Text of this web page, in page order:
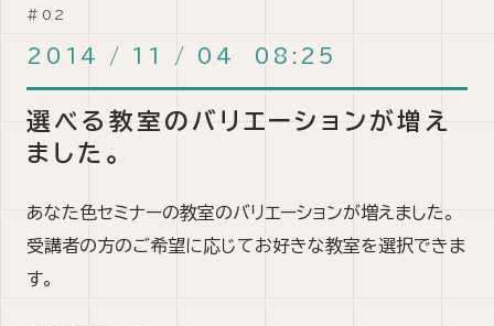
2014 / 11 / 04 08:25
選べる教室のバリエーションが増え
ました。
あなた色セミナーの教室のバリエーションが増えました。
受講者の方のご希望に応じてお好きな教室を選択できま
す。